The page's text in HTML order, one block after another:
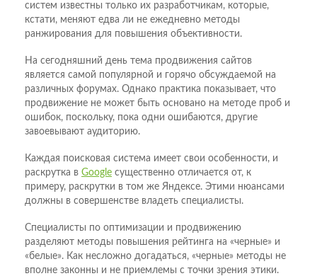
систем известны только их разработчикам, которые,
кстати, меняют едва ли не ежедневно методы
ранжирования для повышения объективности.
На сегодняшний день тема продвижения сайтов
является самой популярной и горячо обсуждаемой на
различных форумах. Однако практика показывает, что
продвижение не может быть основано на методе проб и
ошибок, поскольку, пока одни ошибаются, другие
завоевывают аудиторию.
Каждая поисковая система имеет свои особенности, и
раскрутка в Google существенно отличается от, к
примеру, раскрутки в том же Яндексе. Этими нюансами
должны в совершенстве владеть специалисты.
Специалисты по оптимизации и продвижению
разделяют методы повышения рейтинга на «черные» и
«белые». Как несложно догадаться, «черные» методы не
вполне законны и не приемлемы с точки зрения этики.